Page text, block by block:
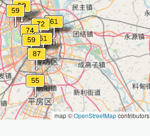
map ©OpenStreetMapcontributors